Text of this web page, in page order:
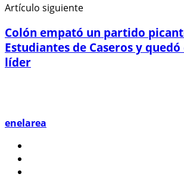
Artículo siguiente
Colón empató un partido
Estudiantes de Caseros y
líder
enelarea